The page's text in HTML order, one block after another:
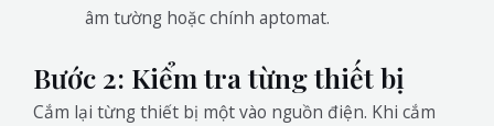
âm tường hoặc chính aptomat.
Bước 2: Kiểm tra từng thiết bị
Cắm lại từng thiết bị một vào nguồn điện. Khi cắm